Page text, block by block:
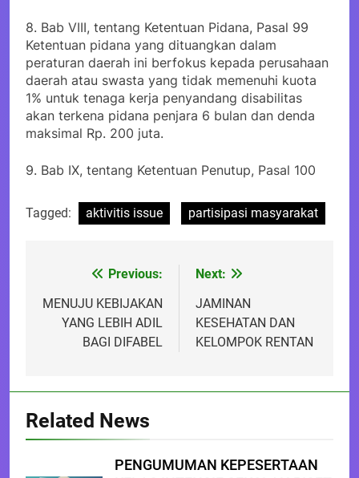
8. Bab VIII, tentang Ketentuan Pidana, Pasal 99
Ketentuan pidana yang dituangkan dalam
peraturan daerah ini berfokus kepada perusahaan
daerah atau swasta yang tidak memenuhi kuota
1% untuk tenaga kerja penyandang disabilitas
akan terkena pidana penjara 6 bulan dan denda
maksimal Rp. 200 juta.
9. Bab IX, tentang Ketentuan Penutup, Pasal 100
Tagged: aktivitis issue partisipasi masyarakat
navigation
Previous:
MENUJU KEBIJAKAN
YANG LEBIH ADIL
BAGI DIFABEL
Next:
JAMINAN
KESEHATAN DAN
KELOMPOK RENTAN
Related News
PENGUMUMAN KEPESERTAAN